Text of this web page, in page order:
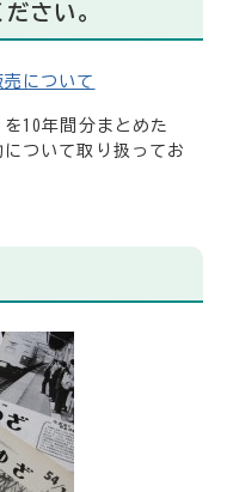
さい。
について
10年間分まとめた
ついて取り扱ってお